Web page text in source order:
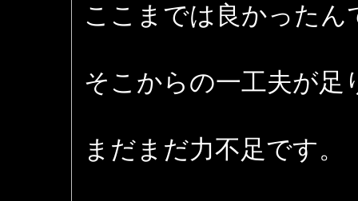
ここまでは良かったん
そこからの一工夫が足
まだまだ力不足です。